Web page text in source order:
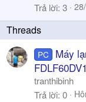
Trả lời 3
PC
Máy
FDLF60DV1
tranthibinh
Trả lời 0